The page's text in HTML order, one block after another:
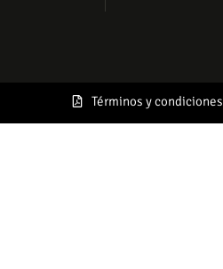
Términos y condiciones